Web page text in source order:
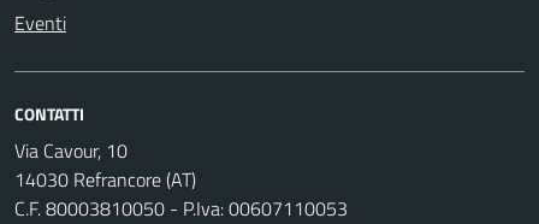
Eventi
CONTATTI
Via Cavour, 10
14030 Refrancore (AT)
C.F. 80003810050 - P.Iva: 00607110053